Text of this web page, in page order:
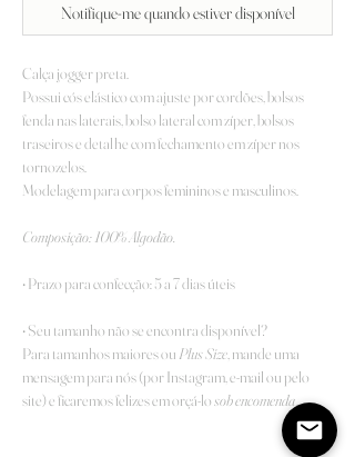
Notifique-me quando estiver disponível
Calça jogger preta.
Possui cós elástico com ajuste por cordões, bolsos
fenda nas laterais, bolso lateral com zíper, bolsos
traseiros e detalhe com fechamento em zíper nos
tornozelos.
Modelagem para corpos femininos e masculinos.
Composição: 100% Algodão.
• Prazo para confecção: 5 a 7 dias úteis
• Seu tamanho não se encontra disponível?
Para tamanhos maiores ou Plus Size , mande uma
mensagem para nós (por Instagram, e-mail ou pelo
site) e ficaremos felizes em orçá-lo sob encomenda